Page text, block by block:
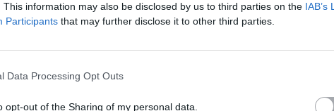
This information may also be disclosed by us to third parties on the IAB’s
Participants that may further disclose it to other third parties.
Data Processing Opt Outs
opt-out of the Sharing of my personal data.
Castronno